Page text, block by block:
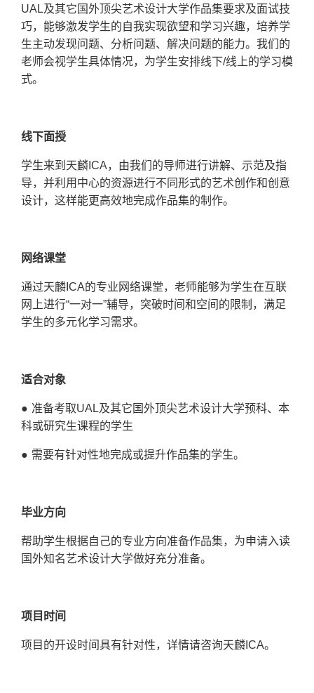
UAL及其它国外顶尖艺术设计大学作品集要求及面试技
巧，能够激发学生的自我实现欲望和学习兴趣，培养学
生主动发现问题、分析问题、解决问题的能力。我们的
老师会视学生具体情况，为学生安排线下/线上的学习模
式。
线下面授
学生来到天麟 ICA，由我们的导师进行讲解、示范及指
导，并利用中心的资源进行不同形式的艺术创作和创意
设计，这样能更高效地完成作品集的制作。
网络课堂
通过天麟 ICA的专业网络课堂，老师能够为学生在互联
网上进行“一对一”辅导，突破时间和空间的限制，满足
学生的多元化学习需求。
适合对象
● 准备考取UAL及其它国外顶尖艺术设计大学预科、本
科或研究生课程的学生
● 需要有针对性地完成或提升作品集的学生。
毕业方向
帮助学生根据自己的专业方向准备作品集，为申请入读
国外知名艺术设计大学做好充分准备。
项目时间
项目的开设时间具有针对性，详情请咨询天麟ICA。